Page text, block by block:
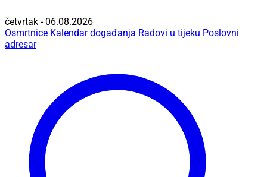
četvrtak - 06.08.2026
Osmrtnice Kalendar događanja Radovi u tijeku Poslovni
adresar